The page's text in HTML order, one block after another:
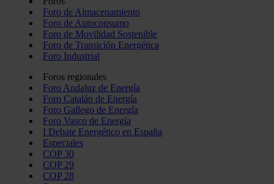
Foro de Almacenamiento
Foro de Autoconsumo
Foro de Movilidad Sostenible
Foro de Transición Energética
Foro Industrial
Foros regionales
Foro Andaluz de Energía
Foro Catalán de Energía
Foro Gallego de Energía
Foro Vasco de Energía
I Debate Energético en España
Especiales
COP 30
COP 29
COP 28